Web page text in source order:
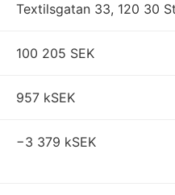
Textilsgatan 33, 120 30
100 205 SEK
957 kSEK
−3 379 kSEK